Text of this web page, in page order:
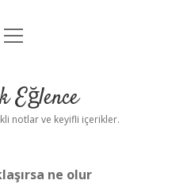
Uyarı
menüyü
Eğlence
notlar ve keyifli içerikler.
ne olur